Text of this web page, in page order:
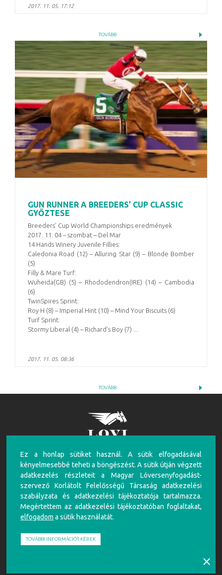
2017. 11. 05. 17:12
TOVÁBB
GUN RUNNER A BREEDERS’ CUP CLASSIC
GYŐZTESE
Breeders’ Cup World Championships eredmények
2017. 11. 04 – szombat – Del Mar
14 Hands Winery Juvenile Fillies:
Caledonia Road (12) – Alluring Star (9) – Blonde Bomber
(5)
Filly & Mare Turf:
Wuheida(GB) (5) – Rhododendron(IRE) (14) – Cambodia
(6)
TwinSpires Sprint:
Roy H (8) – Imperial Hint (10) – Mind Your Biscuits (6)
Turf Sprint:
Stormy Liberal (4) – Richard’s Boy (7) ...
2017. 11. 05. 08:36
TOVÁBB
FIGYELEM!
A túlzásba vitt szerencsejáték ártalmas, mentálhigiénés problémákat, illetve függőséget
okozhat! Éljen az önkorlátozás, önkizárás lehetőségével! Szerencsejátékban csak 18 éven
felüliek vehetnek részt!
Írj nekünk! Játékosvédelem Részvételi szabályzat Adatkezelési Szabályzat Impresszum
Partnerünk:
Ez a honlap sütiket használ. A sütik elfogadásával
kényelmesebbé teheti a böngészést. A sütik útján végzett
adatkezelés részleteit a Magyar Lóversenyfogadást-
szervező Korlátolt Felelősségű Társaság adatkezelési
szabályzata és adatkezelési tájékoztatója tartalmazza.
Megértettem az adatkezelési tájékoztatóban foglaltakat,
elfogadom a sütik használatát.
TOVÁBBI INFORMÁCIÓT KÉREK
⨯